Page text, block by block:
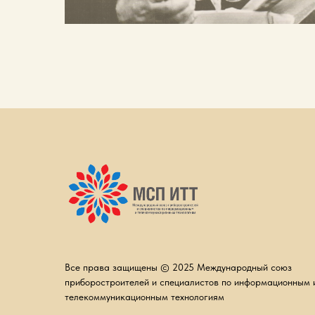
Все права защищены © 2025 Международный союз
приборостроителей и специалистов по информационным
телекоммуникационным технологиям